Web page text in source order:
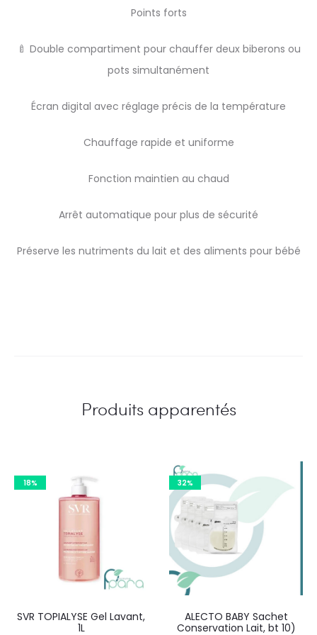
Points forts
🍼 Double compartiment pour chauffer deux biberons ou
pots simultanément
Écran digital avec réglage précis de la température
Chauffage rapide et uniforme
Fonction maintien au chaud
Arrêt automatique pour plus de sécurité
Préserve les nutriments du lait et des aliments pour bébé
Produits apparentés
18%
SVR TOPIALYSE Gel Lavant,
1L
32%
ALECTO BABY Sachet
Conservation Lait, bt 10)